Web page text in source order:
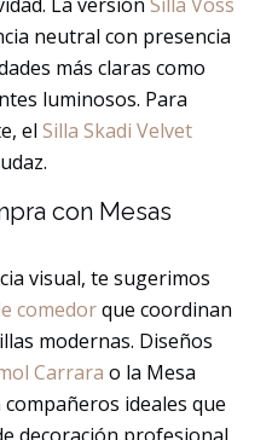
neutral con presencia
más claras como
luminosos. Para
el Silla Skadi Velvet
con Mesas
visual, te sugerimos
comedorque coordinan
modernas. Diseños
Carrara o la Mesa
ideales que